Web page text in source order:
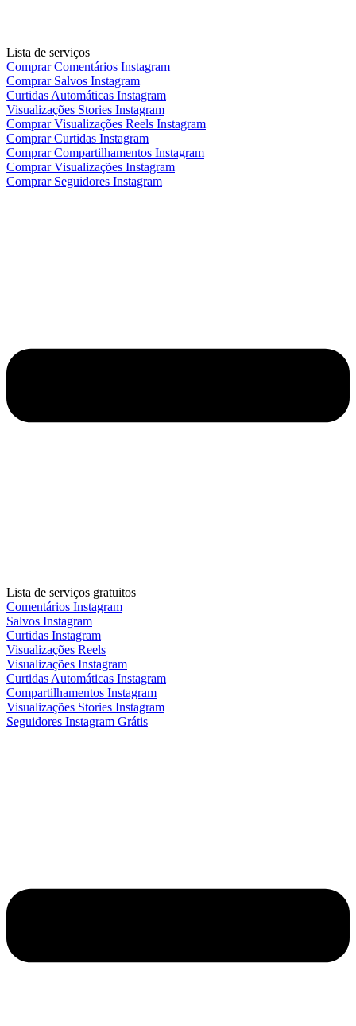
Lista de serviços
Comprar Comentários Instagram
Comprar Salvos Instagram
Curtidas Automáticas Instagram
Visualizações Stories Instagram
Comprar Visualizações Reels Instagram
Comprar Curtidas Instagram
Comprar Compartilhamentos Instagram
Comprar Visualizações Instagram
Comprar Seguidores Instagram
Lista de serviços gratuitos
Comentários Instagram
Salvos Instagram
Curtidas Instagram
Visualizações Reels
Visualizações Instagram
Curtidas Automáticas Instagram
Compartilhamentos Instagram
Visualizações Stories Instagram
Seguidores Instagram Grátis